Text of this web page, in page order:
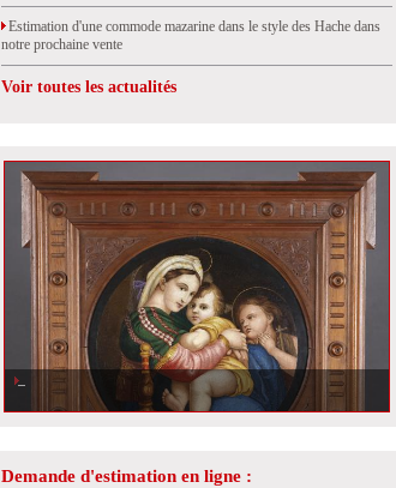
Estimation d'une commode mazarine dans le style des Hache dans
notre prochaine vente
Voir toutes les actualités
Estimation d\'un tableau en micromosaïque, la Vierge à la chaise, dans
notre prochaine vente à Saint-Cloud
Demande d'estimation en ligne :